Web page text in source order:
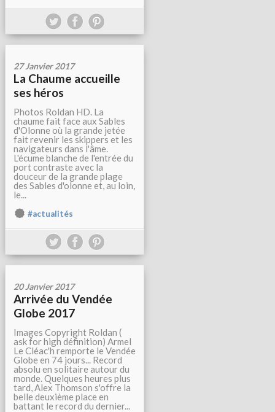
27 Janvier 2017
La Chaume accueille
ses héros
Photos Roldan HD. La
chaume fait face aux Sables
d'Olonne où la grande jetée
fait revenir les skippers et les
navigateurs dans l'âme.
L'écume blanche de l'entrée du
port contraste avec la
douceur de la grande plage
des Sables d'olonne et, au loin,
le...
#actualités
20 Janvier 2017
Arrivée du Vendée
Globe 2017
Images Copyright Roldan (
ask for high définition) Armel
Le Cléac'h remporte le Vendée
Globe en 74 jours... Record
absolu en solitaire autour du
monde. Quelques heures plus
tard, Alex Thomson s'offre la
belle deuxième place en
battant le record du dernier...